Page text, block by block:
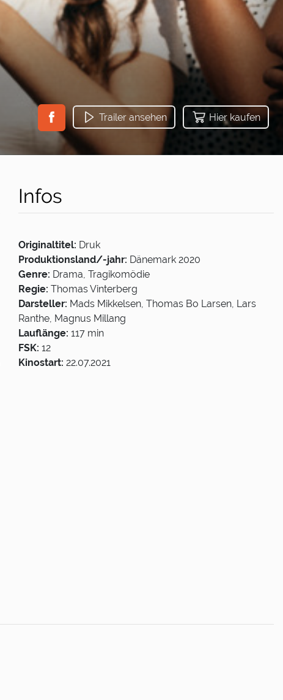
Trailer ansehen Hier kaufen
Infos
Originaltitel: Druk
Produktionsland/-jahr: Dänemark 2020
Genre: Drama, Tragikomödie
Regie: Thomas Vinterberg
Darsteller: Mads Mikkelsen, Thomas Bo Larsen, Lars
Ranthe, Magnus Millang
Lauflänge: 117 min
FSK: 12
Kinostart: 22.07.2021